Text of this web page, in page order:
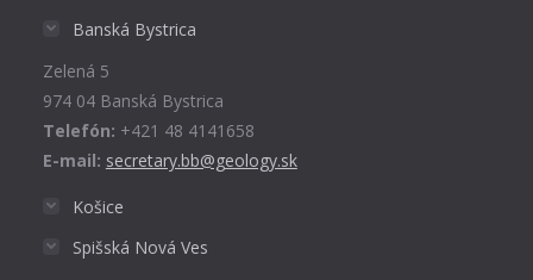
window
Banská Bystrica
Zelená 5
974 04 Banská Bystrica
Telefón: +421 48 4141658
E-mail: secretary.bb@geology.sk
Košice
Spišská Nová Ves